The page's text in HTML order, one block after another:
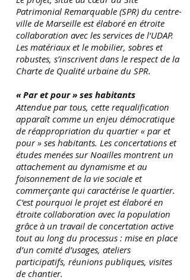
Patrimonial Remarquable (SPR) du centre-
ville de Marseille est élaboré en étroite
collaboration avec les services de l‘UDAP.
Les matériaux et le mobilier, sobres et
robustes, s’inscrivent dans le respect de la
Charte de Qualité urbaine du SPR.
« Par et pour » ses habitants
Attendue par tous, cette requalification
apparaît comme un enjeu démocratique
de réappropriation du quartier « par et
pour » ses habitants. Les concertations et
études menées sur Noailles montrent un
attachement au dynamisme et au
foisonnement de la vie sociale et
commerçante qui caractérise le quartier.
C‘est pourquoi le projet est élaboré en
étroite collaboration avec la population
grâce à un travail de concertation active
tout au long du processus : mise en place
d’un comité d’usages, ateliers
participatifs, réunions publiques, visites
de chantier.